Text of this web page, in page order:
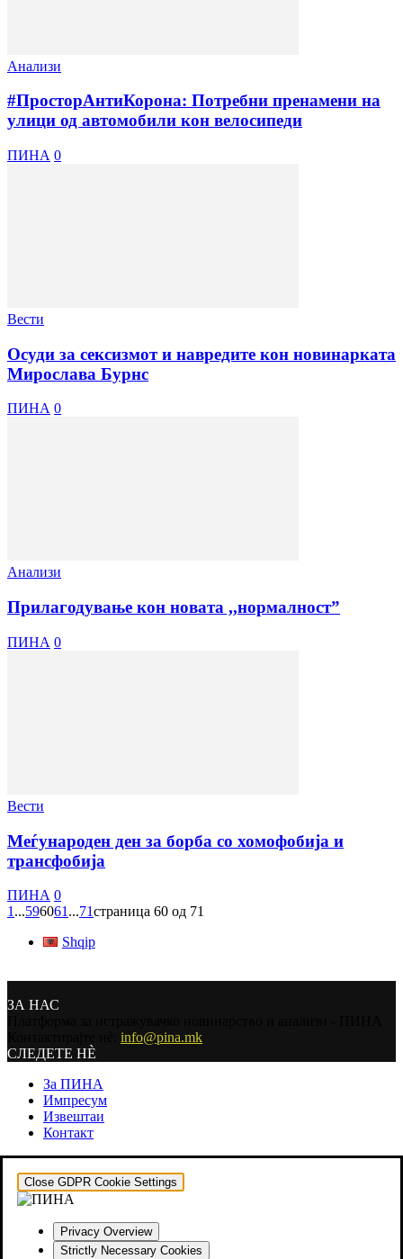
Анализи
#ПросторАнтиКорона: Потребни пренамени на
улици од автомобили кон велосипеди
ПИНА 0
Вести
Осуди за сексизмот и навредите кон новинарката
Мирослава Бурнс
ПИНА 0
Анализи
Прилагодување кон новата ,,нормалност”
ПИНА 0
Вести
Меѓународен ден за борба со хомофобија и
трансфобија
ПИНА 0
1 ...596061 ...71страница 60 од 71
Shqip
ЗА НАС
info@pina.mk
СЛЕДЕТЕ НЀ
За ПИНА
Импресум
Извештаи
Контакт
Close GDPR Cookie Settings
Privacy Overview
Strictly Necessary Cookies